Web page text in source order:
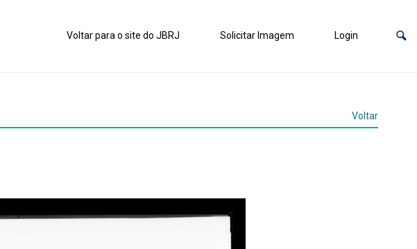
Voltar para o site do JBRJ Solicitar Imagem Login
Voltar